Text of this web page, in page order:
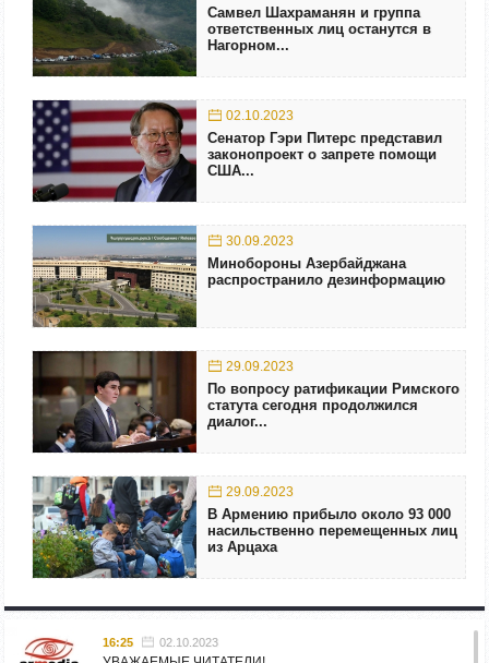
Самвел Шахраманян и группа
ответственных лиц останутся в
Нагорном...
02.10.2023
Сенатор Гэри Питерс представил
законопроект о запрете помощи
США...
30.09.2023
Минобороны Азербайджана
распространило дезинформацию
29.09.2023
По вопросу ратификации Римского
статута сегодня продолжился
диалог...
29.09.2023
В Армению прибыло около 93 000
насильственно перемещенных лиц
из Арцаха
16:25 02.10.2023